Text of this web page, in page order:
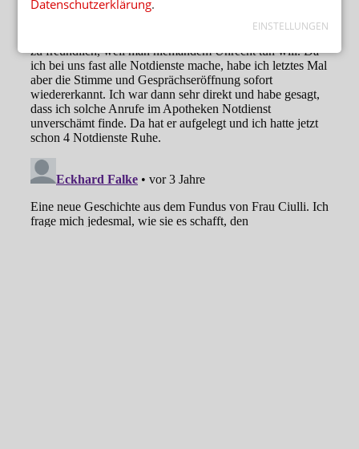
Datenschutzerklärung.
EINSTELLUNGEN